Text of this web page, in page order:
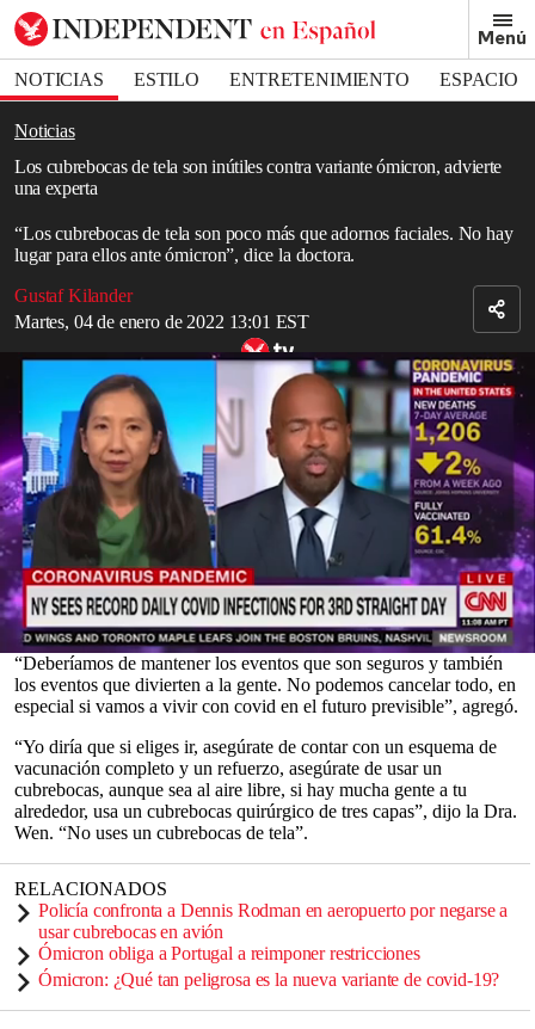
Menú
NOTICIAS ESTILO ENTRETENIMIENTO
ESPACIO
DEPORTES
Noticias
Los cubrebocas de tela son inútiles contra variante ómicron, advierte
una experta
“Los cubrebocas de tela son poco más que adornos faciales. No hay
lugar para ellos ante ómicron”, dice la doctora.
Gustaf Kilander
Martes, 04 de enero de 2022 13:01 EST
Bookmark popover
Removed from bookmarks
Close popover
seconds
seconds
Experta advierte que los cubrebocas de tela son inútiles contra
La analista médica de CNN, la Dra. Leana Wen, dijo que los
cubrebocas de tela son inútiles en la lucha contra la propagación de
la variante
ómicron decovid-19, y en su lugar alentó a los
espectadores a usar cubrebocas médicos de tres capas.
El lunes, la Dra. Wen dijo que el alcalde de la ciudad deNueva
York,Bill de Blasio, no debería cancelar el descenso de la bola de
Nochevieja en Times Square, y señaló que el evento requiere
prueba de vacunación y se lleva a cabo al aire libre.
“Deberíamos de mantener los eventos que son seguros y también
los eventos que divierten a la gente. No podemos cancelar todo, en
especial si vamos a vivir con covid en el futuro previsible”, agregó.
“Yo diría que si eliges ir, asegúrate de contar con un esquema de
vacunación completo y un refuerzo, asegúrate de usar un
cubrebocas, aunque sea al aire libre, si hay mucha gente a tu
alrededor, usa un cubrebocas quirúrgico de tres capas”, dijo la Dra.
Wen. “No uses un cubrebocas de tela”.
RELACIONADOS
Policía confronta a Dennis Rodman en aeropuerto por negarse a
usar cubrebocas en avión
Ómicron obliga a Portugal a reimponer restricciones
Ómicron: ¿Qué tan peligrosa es la nueva variante de covid-19?